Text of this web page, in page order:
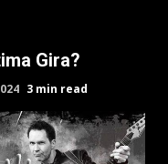
Gira?
3 min read